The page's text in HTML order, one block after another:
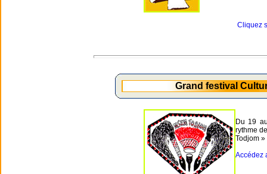
Cliquez
Grand festival
Du 19
rythme
Todjom »
Accédez